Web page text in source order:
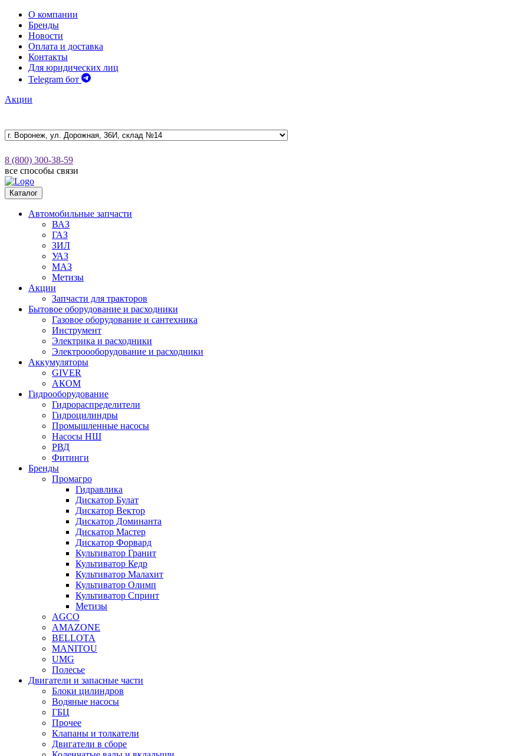
О компании
Бренды
Новости
Оплата и доставка
Контакты
Для юридических лиц
Telegram бот
Акции
8 (800) 300-38-59
все способы связи
Каталог
Автомобильные запчасти
ВАЗ
ГАЗ
ЗИЛ
УАЗ
МАЗ
Метизы
Акции
Запчасти для тракторов
Бытовое оборудование и расходники
Газовое оборудование и сантехника
Инструмент
Электрика и расходники
Электроооборудование и расходники
Аккумуляторы
GIVER
АКОМ
Гидрооборудование
Гидрораспределители
Гидроцилиндры
Промышленные насосы
Насосы НШ
РВД
Фитинги
Бренды
Промагро
Гидравлика
Дискатор Булат
Дискатор Вектор
Дискатор Доминанта
Дискатор Мастер
Дискатор Форвард
Культиватор Гранит
Культиватор Кедр
Культиватор Малахит
Культиватор Олимп
Культиватор Спринт
Метизы
AGCO
AMAZONE
BELLOTA
MANITOU
UMG
Полесье
Двигатели и запасные части
Блоки цилиндров
Водяные насосы
ГБЦ
Прочее
Клапаны и толкатели
Двигатели в сборе